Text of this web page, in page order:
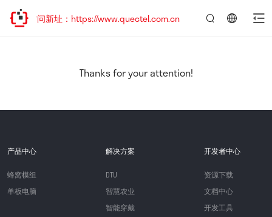
欢迎访问新址：https://www.quectel.com.cn
Thanks for your attention!
产品中心
蜂窝模组
单板电脑
解决方案
DTU
智慧农业
智能穿戴
开发者中心
资源下载
文档中心
开发工具